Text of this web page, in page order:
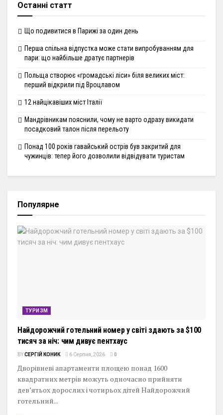
Останні статт
Що подивитися в Парижі за один день
Перша спільна відпустка може стати випробуванням для
пари: що найбільше дратує партнерів
Польща створює «громадські ліси» біля великих міст:
перший відкрили під Вроцлавом
12 найцікавіших міст Італії
Мандрівникам пояснили, чому не варто одразу викидати
посадковий талон після перельоту
Понад 100 років гавайський острів був закритий для
чужинців: тепер його дозволили відвідувати туристам
Популярне
ТУРИЗМ
Найдорожчий готельний номер у світі здають за $100
тисяч за ніч: чим дивує пентхаус
BYСЕРГІЙ КОНИК 6 Серпня, 2026 0
Дворівневі апартаменти площею понад 1600
квадратних метрів можуть одночасно прийняти
дев’ятьох дорослих і чотирьох дітей Найдорожчий
готельний...